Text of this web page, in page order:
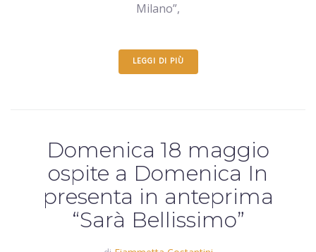
Milano”,
LEGGI DI PIÙ
Domenica 18 maggio
ospite a Domenica In
presenta in anteprima
“Sarà Bellissimo”